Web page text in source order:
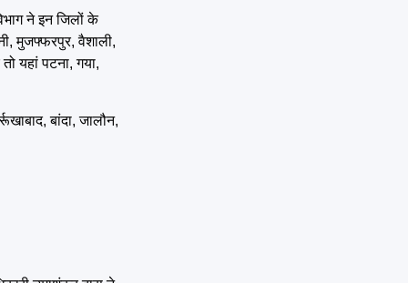
ने इन जिलों के
मुजफ्फरपुर, वैशाली,
यहां पटना, गया,
बांदा, जालौन,